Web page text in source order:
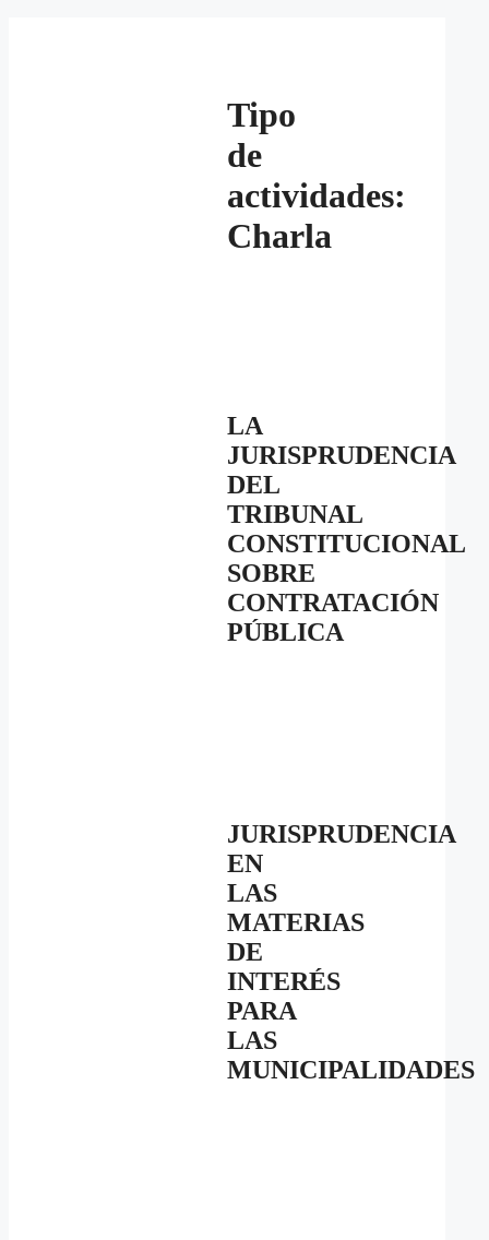
Tipo
de
actividades:
Charla
LA
JURISPRUDENCIA
DEL
TRIBUNAL
CONSTITUCIONAL
SOBRE
CONTRATACIÓN
PÚBLICA
JURISPRUDENCIA
EN
LAS
MATERIAS
DE
INTERÉS
PARA
LAS
MUNICIPALIDADES